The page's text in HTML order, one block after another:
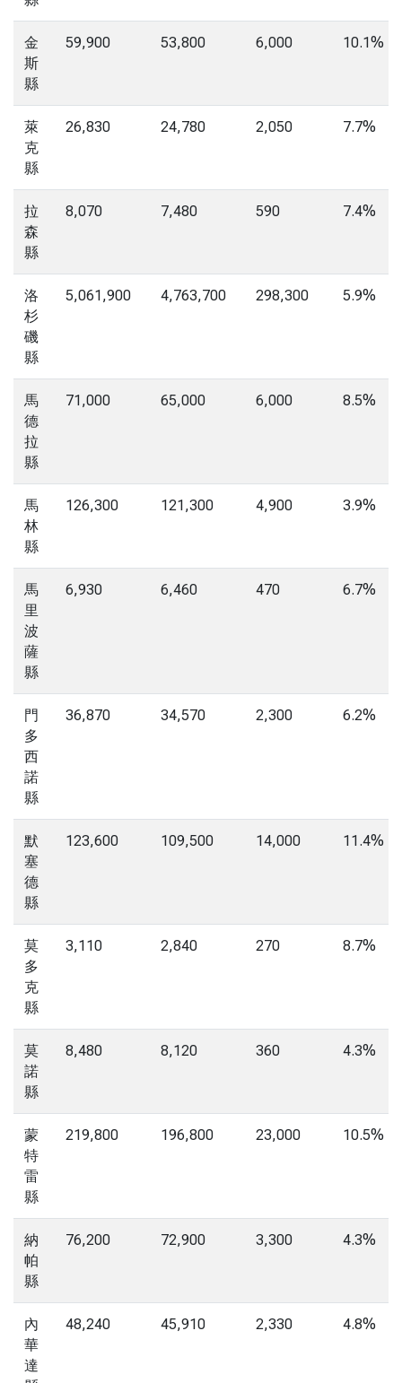
金
斯
縣
59,900 53,800 6,000 10.1%
萊
克
縣
26,830 24,780 2,050 7.7%
拉
森
縣
8,070 7,480 590 7.4%
洛
杉
磯
縣
5,061,900 4,763,700 298,300 5.9%
馬
德
拉
縣
71,000 65,000 6,000 8.5%
馬
林
縣
126,300 121,300 4,900 3.9%
馬
里
波
薩
縣
6,930 6,460 470 6.7%
門
多
西
諾
縣
36,870 34,570 2,300 6.2%
默
塞
德
縣
123,600 109,500 14,000 11.4%
莫
多
克
縣
3,110 2,840 270 8.7%
莫
諾
縣
8,480 8,120 360 4.3%
蒙
特
雷
縣
219,800 196,800 23,000 10.5%
納
帕
縣
76,200 72,900 3,300 4.3%
內
華
達
48,240 45,910 2,330 4.8%